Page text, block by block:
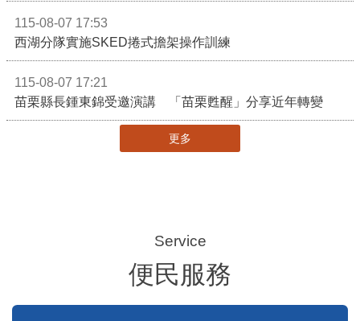
115-08-07 17:53
西湖分隊實施SKED捲式擔架操作訓練
115-08-07 17:21
苗栗縣長鍾東錦受邀演講 「苗栗甦醒」分享近年轉變
更多
便民服務